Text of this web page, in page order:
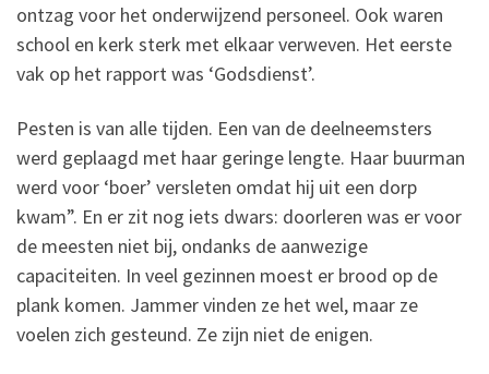
ontzag voor het onderwijzend personeel. Ook waren
school en kerk sterk met elkaar verweven. Het eerste
vak op het rapport was ‘Godsdienst’.
Pesten is van alle tijden. Een van de deelneemsters
werd geplaagd met haar geringe lengte. Haar buurman
werd voor ‘boer’ versleten omdat hij uit een dorp
kwam”. En er zit nog iets dwars: doorleren was er voor
de meesten niet bij, ondanks de aanwezige
capaciteiten. In veel gezinnen moest er brood op de
plank komen. Jammer vinden ze het wel, maar ze
voelen zich gesteund. Ze zijn niet de enigen.